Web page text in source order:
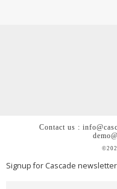
Contact us :
Signup for Cascade newsletter